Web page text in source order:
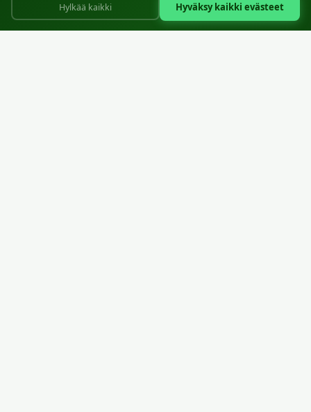
Tuotanto
Hylkää kaikki
Hyväksy kaikki evästeet